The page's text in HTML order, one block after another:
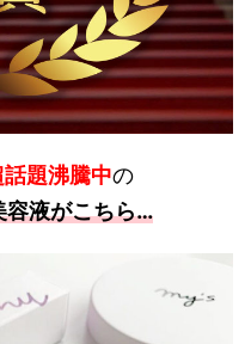
話題沸騰中の
容液がこちら…